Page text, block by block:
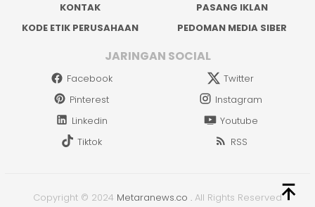
KONTAK
PASANG IKLAN
KODE ETIK PERUSAHAAN
PEDOMAN MEDIA SIBER
JARINGAN SOCIAL
Facebook
Twitter
Pinterest
Instagram
Linkedin
Youtube
Tiktok
RSS
Copyright © 2024 Metaranews.co . All Rights Reserved